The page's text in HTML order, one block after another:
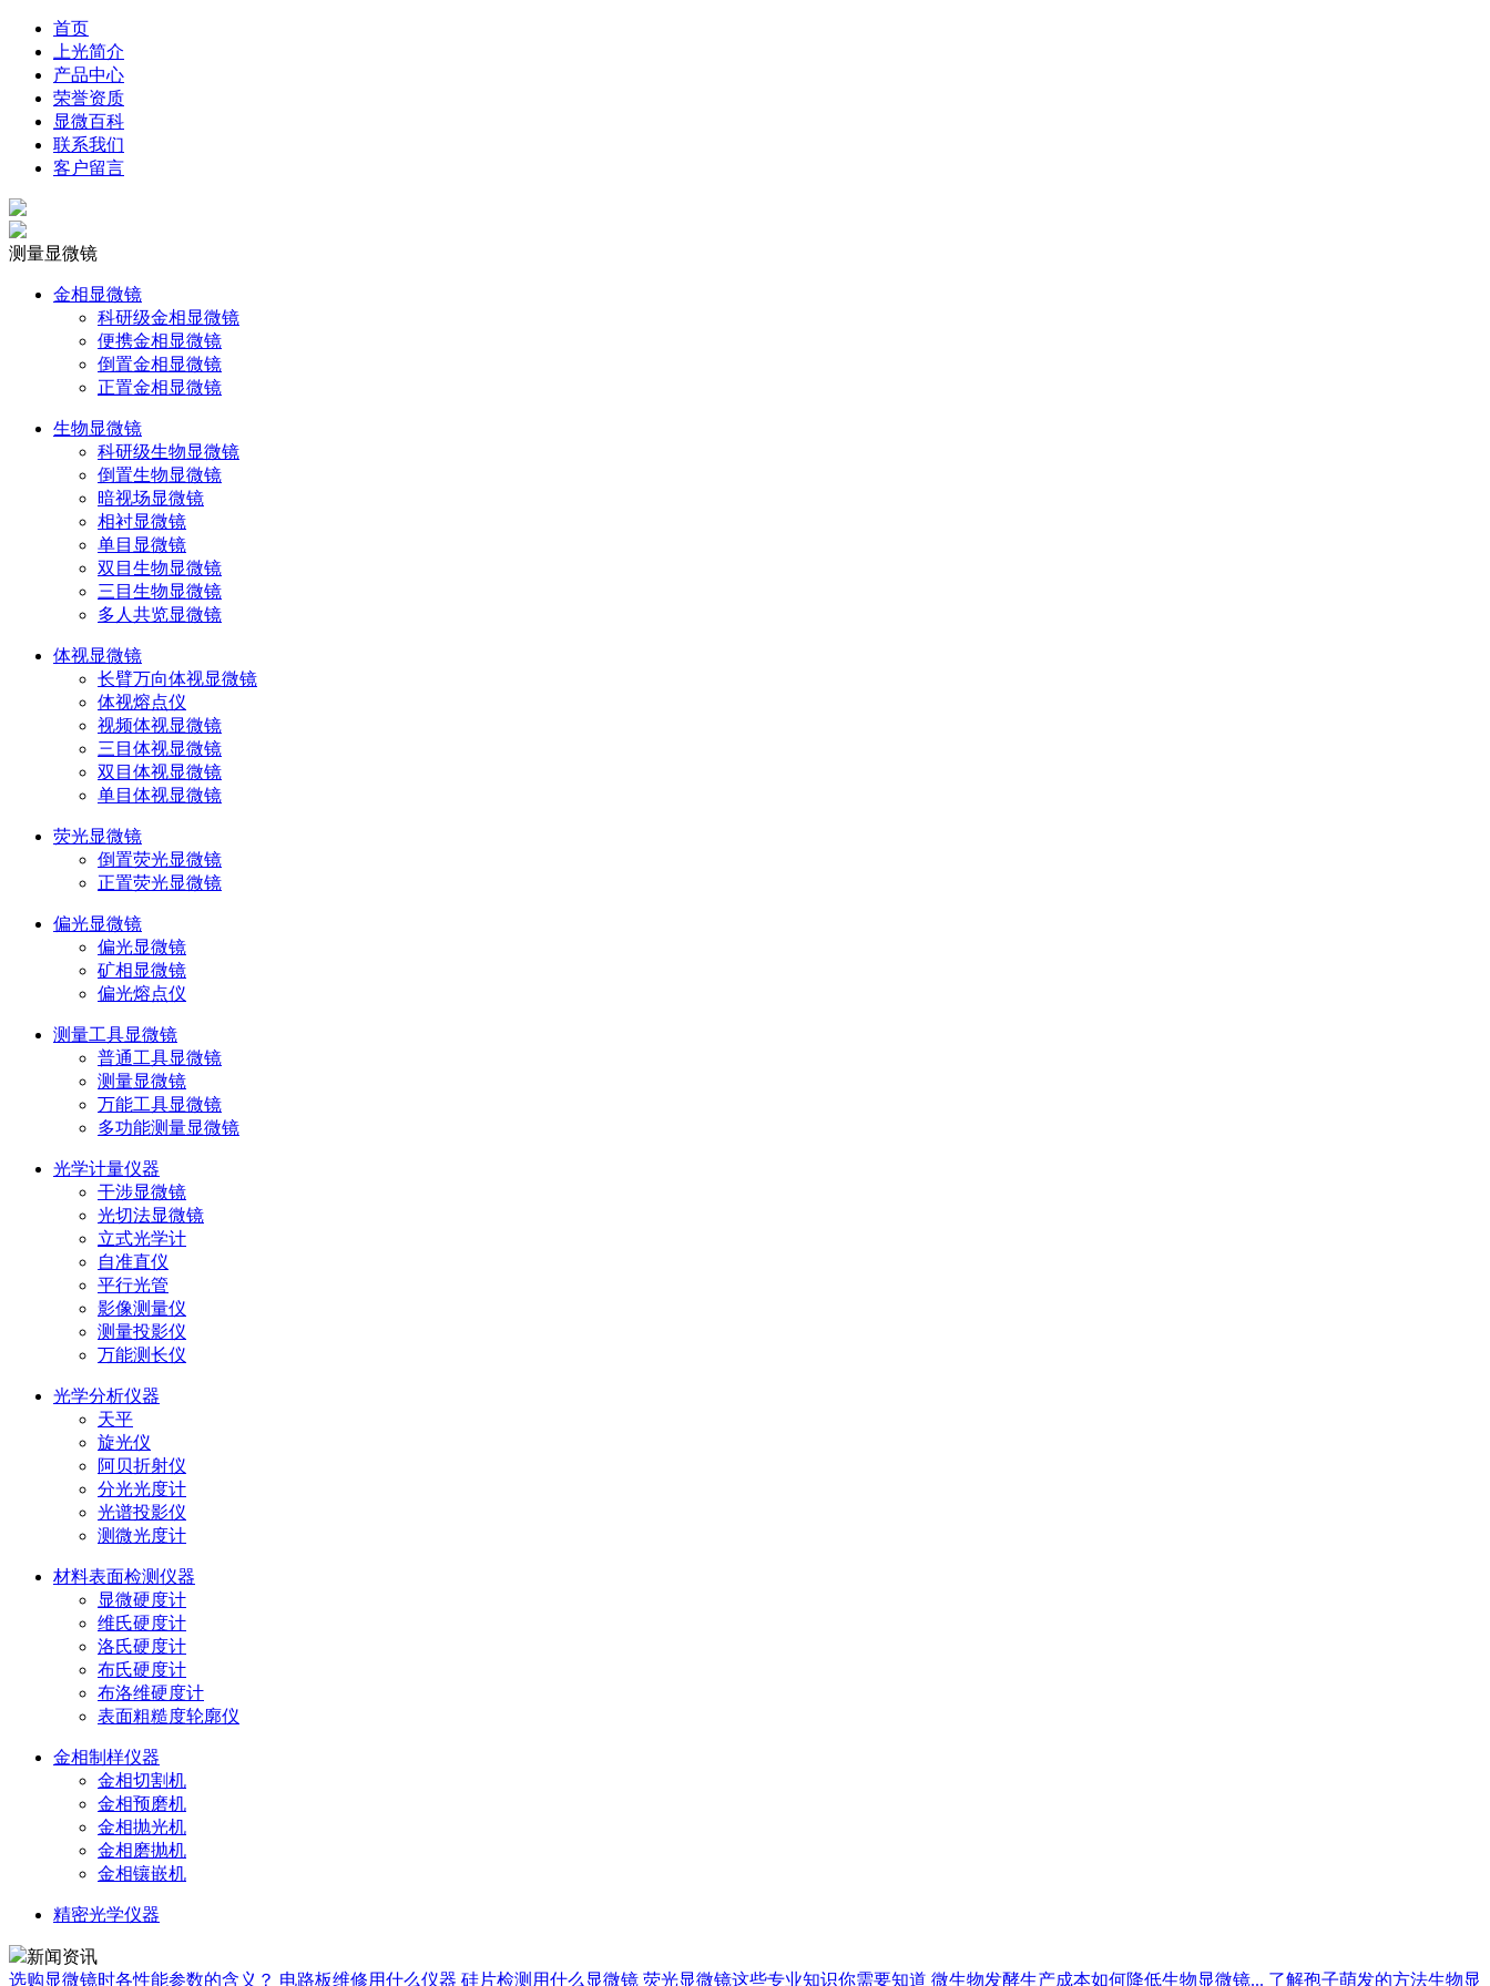
首页
上光简介
产品中心
荣誉资质
显微百科
联系我们
客户留言
测量显微镜
金相显微镜
科研级金相显微镜
便携金相显微镜
倒置金相显微镜
正置金相显微镜
生物显微镜
科研级生物显微镜
倒置生物显微镜
暗视场显微镜
相衬显微镜
单目显微镜
双目生物显微镜
三目生物显微镜
多人共览显微镜
体视显微镜
长臂万向体视显微镜
体视熔点仪
视频体视显微镜
三目体视显微镜
双目体视显微镜
单目体视显微镜
荧光显微镜
倒置荧光显微镜
正置荧光显微镜
偏光显微镜
偏光显微镜
矿相显微镜
偏光熔点仪
测量工具显微镜
普通工具显微镜
测量显微镜
万能工具显微镜
多功能测量显微镜
光学计量仪器
干涉显微镜
光切法显微镜
立式光学计
自准直仪
平行光管
影像测量仪
测量投影仪
万能测长仪
光学分析仪器
天平
旋光仪
阿贝折射仪
分光光度计
光谱投影仪
测微光度计
材料表面检测仪器
显微硬度计
维氏硬度计
洛氏硬度计
布氏硬度计
布洛维硬度计
表面粗糙度轮廓仪
金相制样仪器
金相切割机
金相预磨机
金相抛光机
金相磨抛机
金相镶嵌机
精密光学仪器
新闻资讯
选购显微镜时各性能参数的含义？ 电路板维修用什么仪器 硅片检测用什么显微镜 荧光显微镜这些专业知识你需要知道 微生物发酵生产成本如何降低生物显微镜... 了解孢子萌发的方法生物显